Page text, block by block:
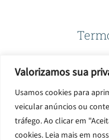
Valorizamos sua
Usamos cookies para
veicular anúncios ou
tráfego. Ao clicar em
cookies. Leia mais em